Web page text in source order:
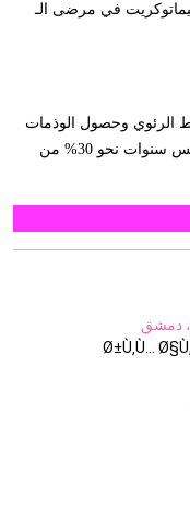
في مرضى الـ
الرئوي وحصول الوذمات
الانطباعية يسيء للإنذار ليصبح معدّل البقيا لخمس سنوات نحو 30% من